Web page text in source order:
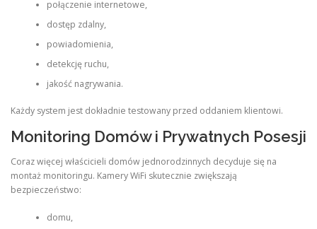
połączenie internetowe,
dostęp zdalny,
powiadomienia,
detekcję ruchu,
jakość nagrywania.
Każdy system jest dokładnie testowany przed oddaniem klientowi.
Monitoring Domów i Prywatnych Posesji
Coraz więcej właścicieli domów jednorodzinnych decyduje się na
montaż monitoringu. Kamery WiFi skutecznie zwiększają
bezpieczeństwo:
domu,